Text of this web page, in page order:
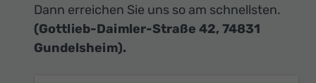
Dann erreichen Sie uns so am schnellsten.
(Gottlieb-Daimler-Straße 42, 74831
Gundelsheim).